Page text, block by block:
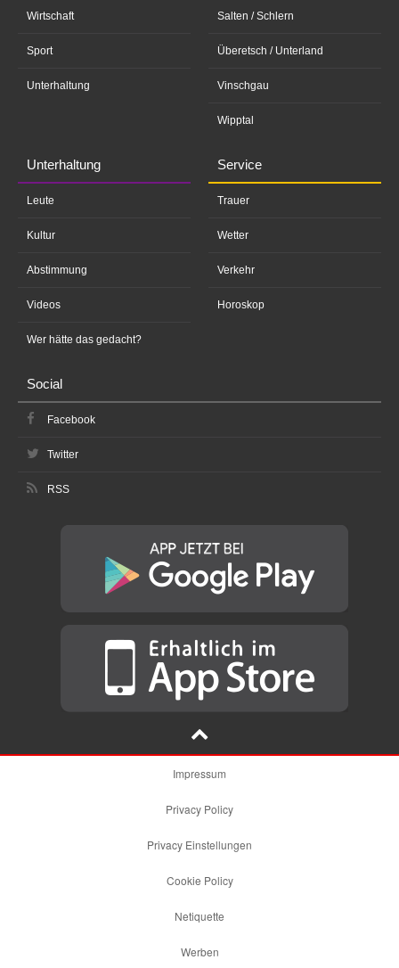
Wirtschaft
Sport
Unterhaltung
Salten / Schlern
Überetsch / Unterland
Vinschgau
Wipptal
Unterhaltung
Leute
Kultur
Abstimmung
Videos
Wer hätte das gedacht?
Service
Trauer
Wetter
Verkehr
Horoskop
Social
Facebook
Twitter
RSS
Impressum
Privacy Policy
Privacy Einstellungen
Cookie Policy
Netiquette
Werben